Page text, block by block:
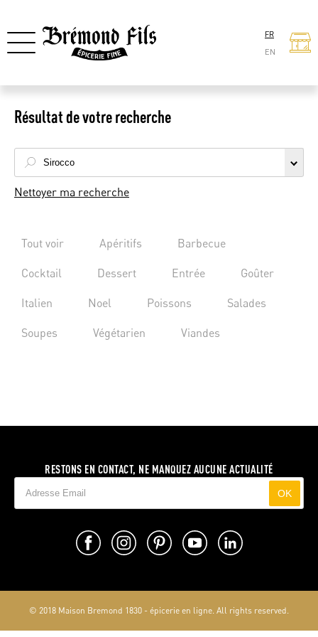
FR
EN
Résultat de votre recherche
Nettoyer ma recherche
Tout voir Apéritifs Barbecue
Cocktail Dessert Entrée Goûter
Italien Noel Poissons Salades
Soupes Végétarien Viandes
RESTONS EN CONTACT, NE MANQUEZ AUCUNE ACTUALITÉ
OK
© 2018 Maison Bremond 1830 - épicerie en ligne. All rights reserved.